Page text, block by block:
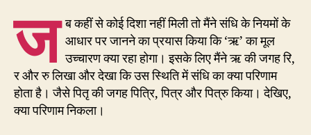
ज ब कहीं से कोई दिशा नहीं मिली तो मैंने संधि के नियमों के
आधार पर जानने का प्रयास किया कि ‘ऋ’ का मूल
उच्चारण क्या रहा होगा। इसके लिए मैंने ऋ की जगह रि,
र और रु लिखा और देखा कि उस स्थिति में संधि का क्या परिणाम
होता है। जैसे पितृ की जगह पित्रि, पित्र और पित्रु किया। देखिए,
क्या परिणाम निकला।